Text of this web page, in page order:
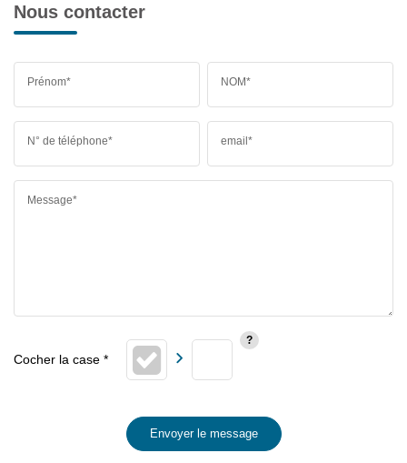
Nous contacter
Prénom* NOM*
N° de téléphone* email*
Message*
Envoyer le message